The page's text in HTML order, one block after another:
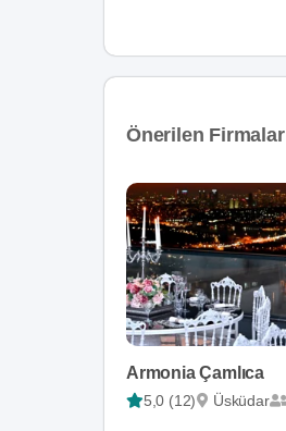
Önerilen Firmalar
Armonia Çamlıca
5,0 (12) Üsküdar